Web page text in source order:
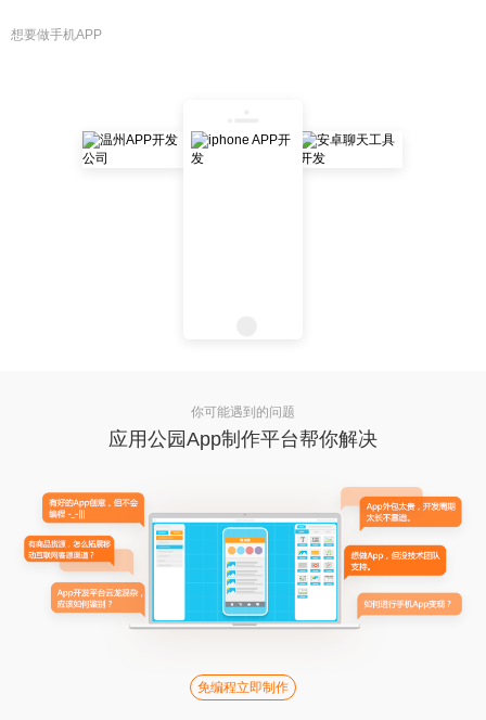
想要做手机APP
你可能遇到的问题
应用公园App制作平台帮你解决
免编程立即制作